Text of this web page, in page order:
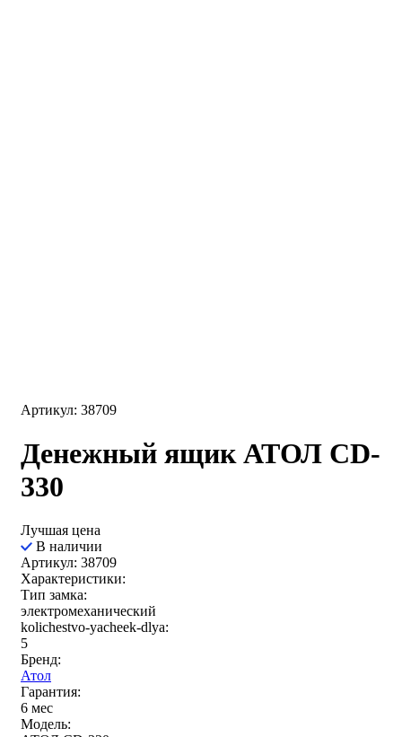
Артикул: 38709
Денежный ящик АТОЛ CD-
330
Лучшая цена
В наличии
Артикул: 38709
Характеристики:
Тип замка:
электромеханический
kolichestvo-yacheek-dlya:
5
Бренд:
Атол
Гарантия:
6 мес
Модель: